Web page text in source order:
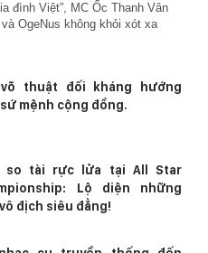
đình Việt”, MC Ốc Thanh Vân
OgeNus không khỏi xót xa
thuật đối kháng hướng
mệnh cộng đồng.
so tài rực lửa tại All Star
Lộ diện những
địch siêu đẳng!